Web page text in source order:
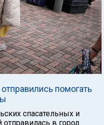
помогать
спасательных и
в город